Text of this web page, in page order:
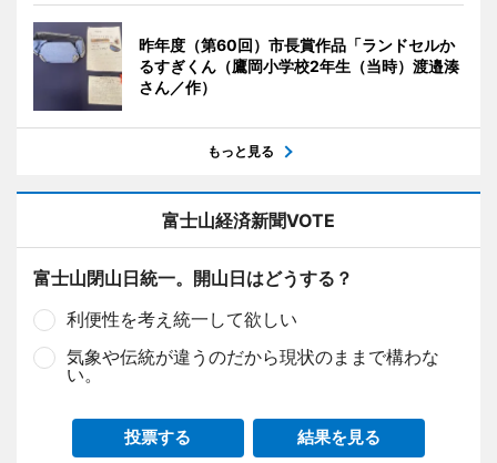
昨年度（第60回）市長賞作品「ランドセルか
るすぎくん（鷹岡小学校2年生（当時）渡邉湊
さん／作）
もっと見る
富士山経済新聞VOTE
富士山閉山日統一。開山日はどうする？
利便性を考え統一して欲しい
気象や伝統が違うのだから現状のままで構わな
い。
投票する 結果を見る